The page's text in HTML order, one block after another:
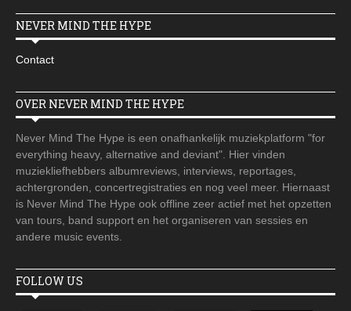
NEVER MIND THE HYPE
Contact
OVER NEVER MIND THE HYPE
Never Mind The Hype is een onafhankelijk muziekplatform "for
everything heavy, alternative and deviant". Hier vinden
muziekliefhebbers albumreviews, interviews, reportages,
achtergronden, concertregistraties en nog veel meer. Hiernaast
is Never Mind The Hype ook offline zeer actief met het opzetten
van tours, band support en het organiseren van sessies en
andere music events.
FOLLOW US